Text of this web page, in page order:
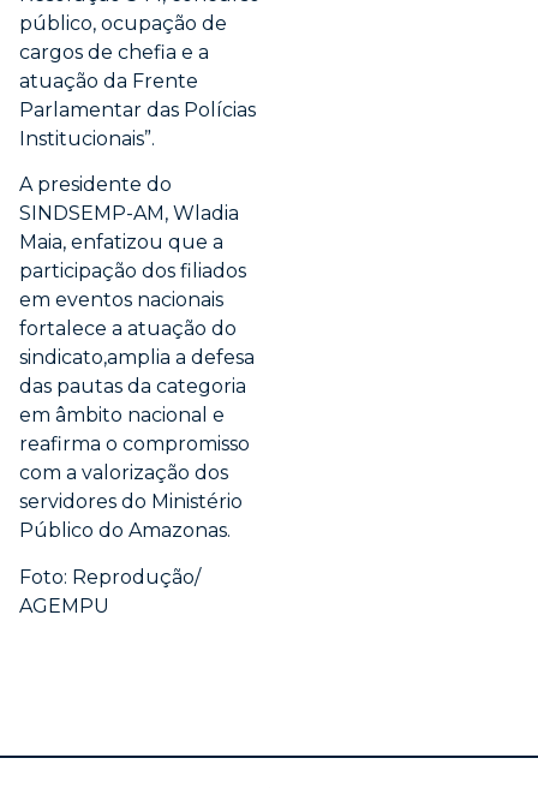
público, ocupação de
cargos de chefia e a
atuação da Frente
Parlamentar das Polícias
Institucionais”.
A presidente do
SINDSEMP-AM, Wladia
Maia, enfatizou que a
participação dos filiados
em eventos nacionais
fortalece a atuação do
sindicato,amplia a defesa
das pautas da categoria
em âmbito nacional e
reafirma o compromisso
com a valorização dos
servidores do Ministério
Público do Amazonas.
Foto: Reprodução/
AGEMPU